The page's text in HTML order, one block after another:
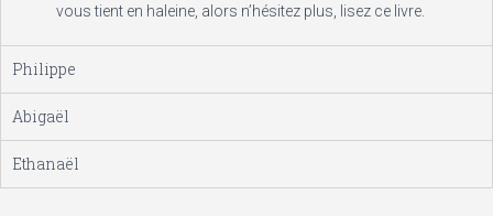
vous tient en haleine, alors n’hésitez plus, lisez ce livre.
Philippe
Abigaël
Ethanaël